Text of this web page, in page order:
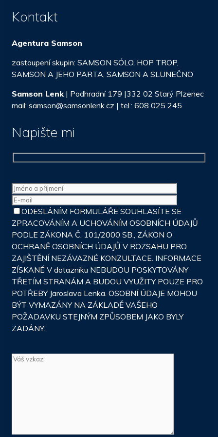
Kontakt
Agentura Samson
zastoupení skupin: SAMSON SÓLO, HOP TROP,
SAMSON A JEHO PARTA, SAMSON A SLUNEČNO
Samson Lenk| Podhradní 179 |332 02 Starý Plzenec
mail: samson@samsonlenk.cz | tel.: 608 025 245
Napište mi
ODESLÁNÍM FORMULÁŘE SOUHLASÍTE SE
ZPRACOVÁNÍM A UCHOVÁNÍM OSOBNÍCH ÚDAJŮ
PODLE ZÁKONA Č. 101/2000 SB., ZÁKON O
OCHRANĚ OSOBNÍCH ÚDAJŮ V ROZSAHU PRO
ZAJIŠTĚNÍ NEZÁVAZNÉ KONZULTACE. INFORMACE
ZÍSKANÉ V dotazníku NEBUDOU POSKYTOVÁNY
TŘETÍM STRANÁM A BUDOU VYUŽITY POUZE PRO
POTŘEBY Jaroslava Lenka. OSOBNÍ ÚDAJE MOHOU
BÝT VYMAZÁNY NA ZÁKLADĚ VAŠEHO
POŽADAVKU STEJNÝM ZPŮSOBEM JAKO BYLY
ZADÁNY.